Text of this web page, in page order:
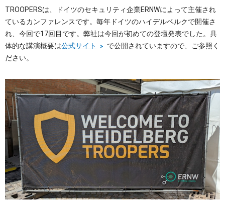
TROOPERSは、ドイツのセキュリティ企業ERNWによって主催され
ているカンファレンスです。毎年ドイツのハイデルベルクで開催さ
れ、今回で17回目です。弊社は今回が初めての登壇発表でした。具
体的な講演概要は公式サイト
で公開されていますので、ご参照く
ださい。